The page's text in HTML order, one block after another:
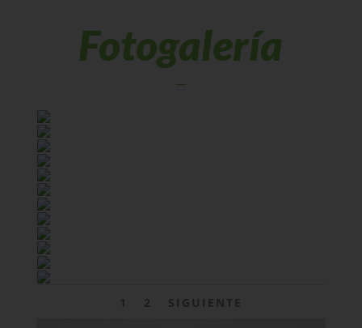
Fotogalería
—
1 2 SIGUIENTE